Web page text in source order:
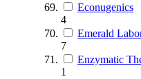
Econugenics
4
Emerald
7
Enzymatic
1